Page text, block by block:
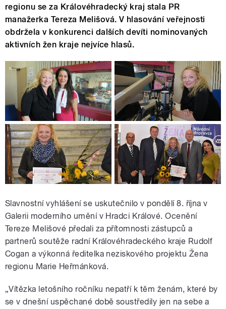
regionu se za Královéhradecký kraj stala PR
manažerka Tereza Melišová. V hlasování veřejnosti
obdržela v konkurenci dalších devíti nominovaných
aktivních žen kraje nejvíce hlasů.
Slavnostní vyhlášení se uskutečnilo v pondělí 8. října v
Galerii moderního umění v Hradci Králové. Ocenění
Tereze Melišové předali za přítomnosti zástupců a
partnerů soutěže radní Královéhradeckého kraje Rudolf
Cogan a výkonná ředitelka neziskového projektu Žena
regionu Marie Heřmánková.
„Vítězka letošního ročníku nepatří k těm ženám, které by
se v dnešní uspěchané době soustředily jen na sebe a